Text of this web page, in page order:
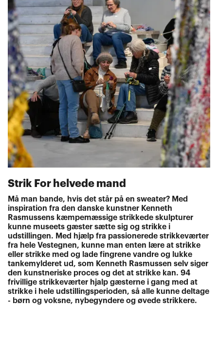
Strik For helvede mand
Må man bande, hvis det står på en sweater? Med
inspiration fra den danske kunstner Kenneth
Rasmussens kæmpemæssige strikkede skulpturer
kunne museets gæster sætte sig og strikke i
udstillingen. Med hjælp fra passionerede strikkeværter
fra hele Vestegnen, kunne man enten lære at strikke
eller strikke med og lade fingrene vandre og lukke
tankemylderet ud, som Kenneth Rasmussen selv siger
den kunstneriske proces og det at strikke kan. 94
frivillige strikkeværter hjalp gæsterne i gang med at
strikke i hele udstillingsperioden, så alle kunne deltage
- børn og voksne, nybegyndere og øvede strikkere.